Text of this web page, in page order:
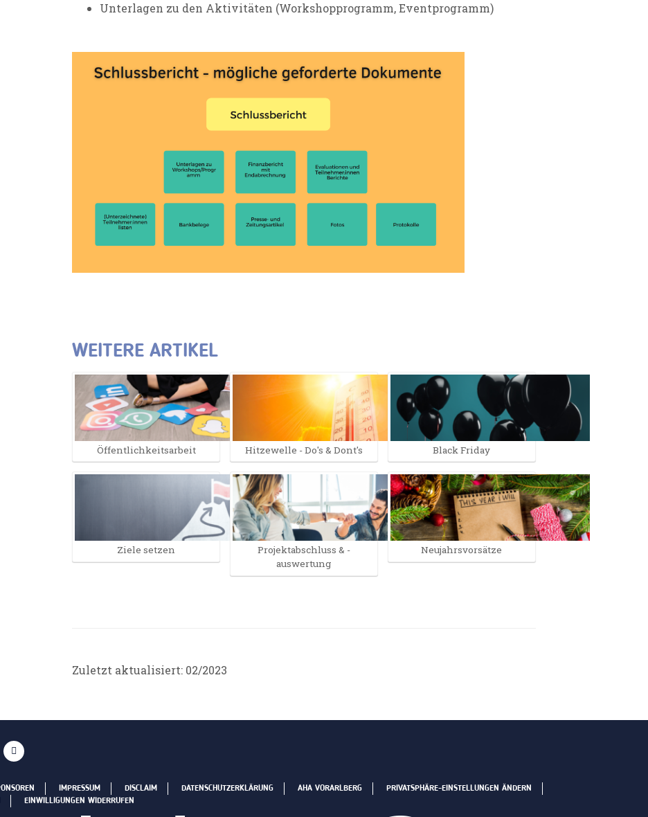
Unterlagen zu den Aktivitäten (Workshopprogramm, Eventprogramm)
WEITERE ARTIKEL
Öffentlichkeitsarbeit
Ziele setzen
Hitzewelle - Do's & Dont's
Projektabschluss & -
auswertung
Black Friday
Neujahrsvorsätze
Zuletzt aktualisiert: 02/2023
IMPRESSUM DISCLAIM DATENSCHUTZERKLÄRUNG AHA VORARLBERG
PRIVATSPHÄRE-EINSTELLUNGEN ÄNDERN
EINWILLIGUNGEN WIDERRUFEN